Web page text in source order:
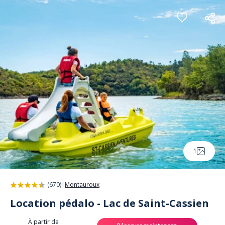
Panneau de gestion des cookies
1
(670)| Montauroux
Location pédalo - Lac de Saint-Cassien
À partir de